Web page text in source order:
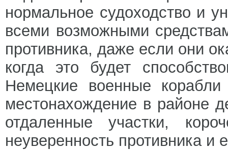
нормальное судоходство и
всеми возможными
противника, даже если они
когда это будет
Немецкие военные
местонахождение в районе
отдаленные участки,
неуверенность противника и